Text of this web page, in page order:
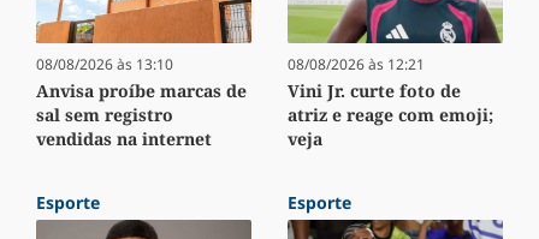
08/08/2026 às 13:10
Anvisa proíbe marcas de
sal sem registro
vendidas na internet
08/08/2026 às 12:21
Vini Jr. curte foto de
atriz e reage com emoji;
veja
Esporte Esporte